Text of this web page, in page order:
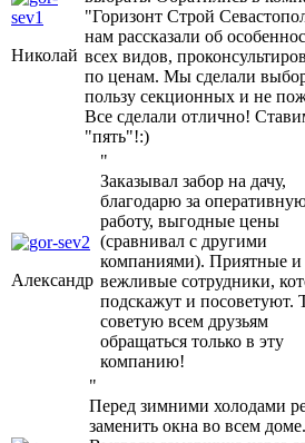
Николай
"Горизонт Строй
нам рассказали об
всех видов,
по ценам. Мы сделали
пользу секционных и не
Все сделали отлично!
"пять"!:)
Александр
"
Заказывал забор на дачу,
благодарю за
работу, выгодные цены
(сравнивал с другими
компаниями). Приятные и
вежливые сотрудники,
подскажут и посоветуют.
советую всем друзьям
обращаться только в эту
компанию!
"
Перед зимними холодами
заменить окна во всем доме.